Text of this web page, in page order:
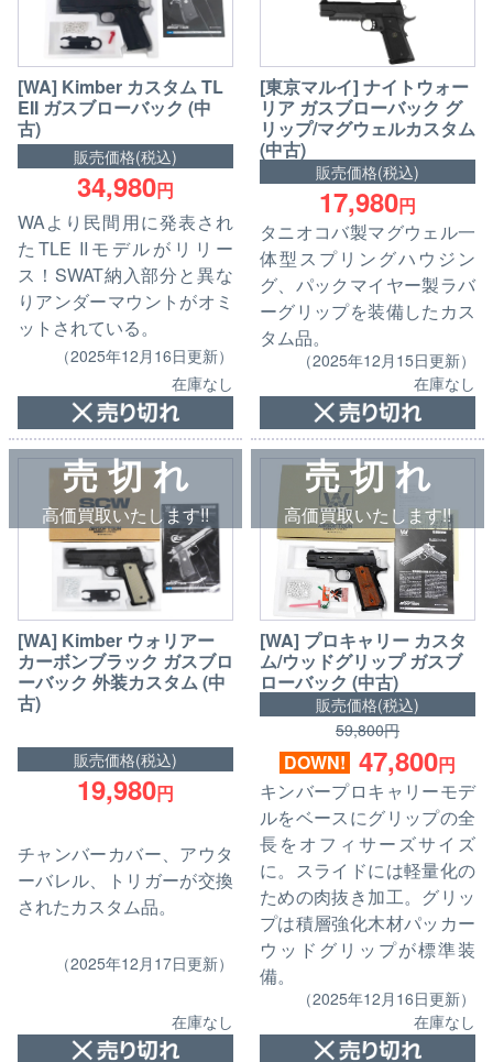
[WA] Kimber カスタム TL
EII ガスブローバック (中
古)
販売価格(税込)
34,980円
WAより民間用に発表され
たTLE IIモデルがリリー
ス！SWAT納入部分と異な
りアンダーマウントがオミ
ットされている。
（2025年12月16日更新）
在庫なし
[東京マルイ] ナイトウォー
リア ガスブローバック グ
リップ/マグウェルカスタム
(中古)
販売価格(税込)
17,980円
タニオコバ製マグウェル一
体型スプリングハウジン
グ、パックマイヤー製ラバ
ーグリップを装備したカス
タム品。
（2025年12月15日更新）
在庫なし
売 切 れ
高価買取いたします!!
[WA] Kimber ウォリアー
カーボンブラック ガスブロ
ーバック 外装カスタム (中
古)
販売価格(税込)
19,980円
チャンバーカバー、アウタ
ーバレル、トリガーが交換
されたカスタム品。
（2025年12月17日更新）
在庫なし
売 切 れ
高価買取いたします!!
[WA] プロキャリー カスタ
ム/ウッドグリップ ガスブ
ローバック (中古)
販売価格(税込)
59,800円
DOWN! 47,800円
キンバープロキャリーモデ
ルをベースにグリップの全
長をオフィサーズサイズ
に。スライドには軽量化の
ための肉抜き加工。グリッ
プは積層強化木材パッカー
ウッドグリップが標準装
備。
（2025年12月16日更新）
在庫なし